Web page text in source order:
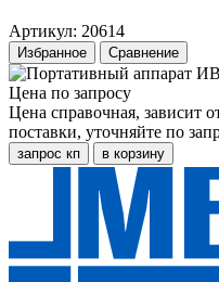
Артикул: 20614
Избранное Сравнение
Цена по запросу
Цена справочная, зависит
поставки, уточняйте по
запрос кп в корзину